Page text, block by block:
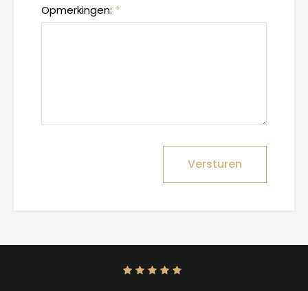
Opmerkingen: *
Versturen